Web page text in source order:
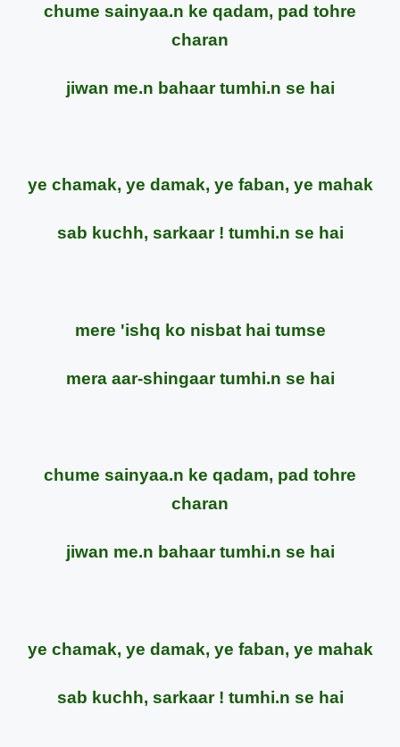
chume sainyaa.n ke qadam, pad tohre
charan
jiwan me.n bahaar tumhi.n se hai
ye chamak, ye damak, ye faban, ye mahak
sab kuchh, sarkaar ! tumhi.n se hai
mere 'ishq ko nisbat hai tumse
mera aar-shingaar tumhi.n se hai
chume sainyaa.n ke qadam, pad tohre
charan
jiwan me.n bahaar tumhi.n se hai
ye chamak, ye damak, ye faban, ye mahak
sab kuchh, sarkaar ! tumhi.n se hai